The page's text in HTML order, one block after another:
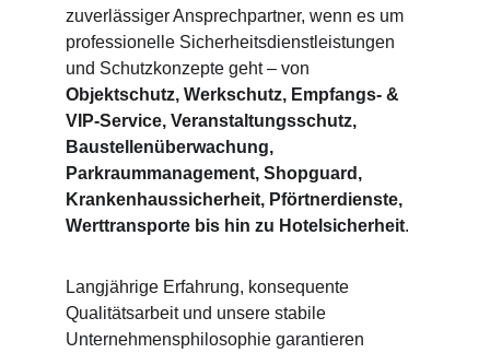
zuverlässiger Ansprechpartner, wenn es um
professionelle Sicherheitsdienstleistungen
und Schutzkonzepte geht – von
Objektschutz, Werkschutz, Empfangs- &
VIP-Service, Veranstaltungsschutz,
Baustellenüberwachung,
Parkraummanagement, Shopguard,
Krankenhaussicherheit, Pförtnerdienste,
Werttransporte bis hin zu Hotelsicherheit.
Langjährige Erfahrung, konsequente
Qualitätsarbeit und unsere stabile
Unternehmensphilosophie garantieren